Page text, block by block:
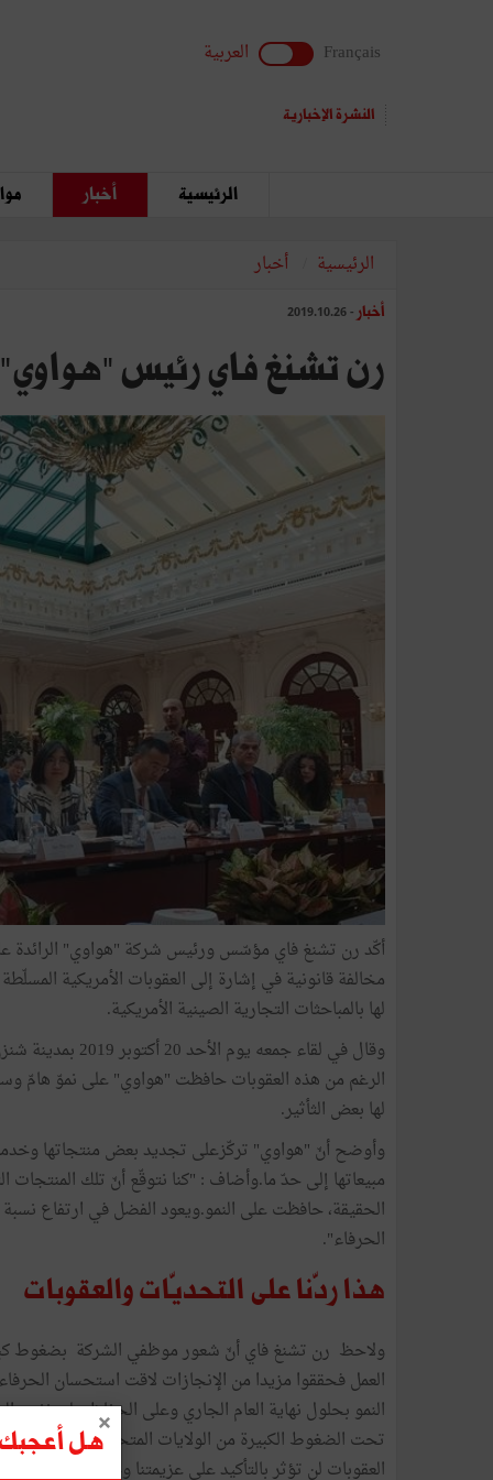
Français العربية
النشرة الإخبارية
الرئيسية أخبار
الرئيسية أخبار
أخبار - 2019.10.26
رن تشنغ فاي رئيس "هواوي"
أكّد رن تشنغ فاي مؤسّس ورئيس شركة "هواوي" الرائدة
مخالفة قانونية في إشارة إلى العقوبات الأمريكية
لها بالمباحثات التجارية الصينية الأمريكية.
وقال في لقاء
الرغم من هذه العقوبات حافظت "هواوي" على نموّ هامّ
لها بعض الثأثير.
وأوضح أنّ "هواوي" تركّزعلى تجديد بعض منتجاتها
مبيعاتها إلى حدّ ما.وأضاف : "كنا نتوقّع أنّ تلك
الحقيقة، حافظت على النمو.ويعود الفضل في ارتفاع
الحرفاء".
هذا ردّنا على التحديّات والعقوبات
ولاحظ رن تشنغ فاي أنّ شعور موظفي الشركة بضغوط
العمل فحققوا مزيدا من الإنجازات لاقت استحسان
النمو بحلول نهاية العام الجاري وعلى الحفاظ على نفس
تحت الضغوط الكبيرة من الولايات المتحدة وأثق بأنّ حجم
العقوبات لن تؤثر بالتأكيد على عزيمتنا وخطواتنا
هل أعجبك